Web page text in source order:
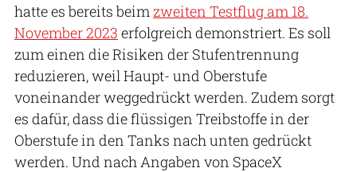
hatte es bereits beim zweiten Testflug am 18.
November 2023 erfolgreich demonstriert. Es soll
zum einen die Risiken der Stufentrennung
reduzieren, weil Haupt- und Oberstufe
voneinander weggedrückt werden. Zudem sorgt
es dafür, dass die flüssigen Treibstoffe in der
Oberstufe in den Tanks nach unten gedrückt
werden. Und nach Angaben von SpaceX